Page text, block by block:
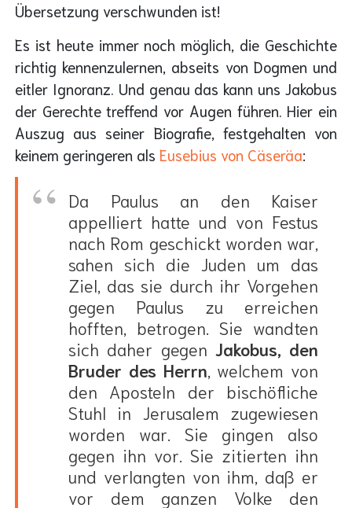
Übersetzung verschwunden ist!
Es ist heute immer noch möglich, die Geschichte
richtig kennenzulernen, abseits von Dogmen und
eitler Ignoranz. Und genau das kann uns Jakobus
der Gerechte treffend vor Augen führen. Hier ein
Auszug aus seiner Biografie, festgehalten von
keinem geringeren als Eusebius von Cäseräa:
Da Paulus an den Kaiser
appelliert hatte und von Festus
nach Rom geschickt worden war,
sahen sich die Juden um das
Ziel, das sie durch ihr Vorgehen
gegen Paulus zu erreichen
hofften, betrogen. Sie wandten
sich daher gegen Jakobus, den
Bruder des Herrn , welchem von
den Aposteln der bischöfliche
Stuhl in Jerusalem zugewiesen
worden war. Sie gingen also
gegen ihn vor. Sie zitierten ihn
und verlangten von ihm, daß er
vor dem ganzen Volke den